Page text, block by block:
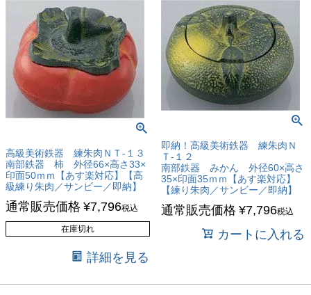
高級美術鉄器 練朱肉ＮＴ-１３
南部鉄器 柿 外径66×高さ33×
印面50ｍｍ【あす楽対応】【高
級練り朱肉／サンビー／即納】
通常販売価格 ¥7,796税込
在庫切れ
詳細を見る
即納！高級美術鉄器 練朱肉Ｎ
Ｔ-１２
南部鉄器 みかん 外径60×高さ
35×印面35ｍｍ【あす楽対応】
【練り朱肉／サンビー／即納】
通常販売価格 ¥7,796税込
カートに入れる